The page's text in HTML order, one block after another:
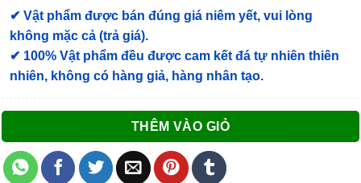
✔ Vật phẩm được bán đúng giá niêm yết, vui lòng
không mặc cả (trả giá).
✔ 100% Vật phẩm đều được cam kết đá tự nhiên thiên
nhiên, không có hàng giả, hàng nhân tạo.
THÊM VÀO GIỎ